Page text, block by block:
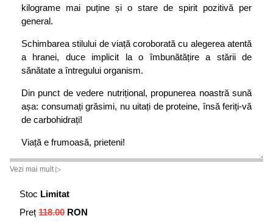
kilograme mai puține și o stare de spirit pozitivă per
general.
Schimbarea stilului de viață coroborată cu alegerea atentă
a hranei, duce implicit la o îmbunătățire a stării de
sănătate a întregului organism.
Din punct de vedere nutrițional, propunerea noastră sună
așa: consumați grăsimi, nu uitați de proteine, însă feriți-vă
de carbohidrați!
Viață e frumoasă, prieteni!
Vezi mai mult ▷
Stoc Limitat
Preț 118.00 RON